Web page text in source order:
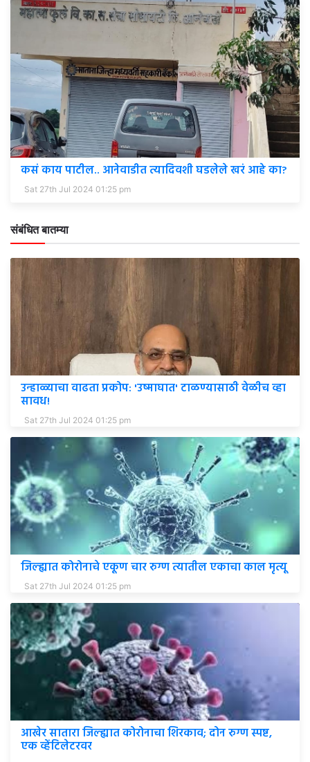
कसं काय पाटील.. आनेवाडीत त्यादिवशी घडलेले खरं आहे का?
Sat 27th Jul 2024 01:25 pm
संबंधित बातम्या
उन्हाळ्याचा वाढता प्रकोप: 'उष्माघात' टाळण्यासाठी वेळीच व्हा
सावध!
Sat 27th Jul 2024 01:25 pm
जिल्ह्यात कोरोनाचे एकूण चार रुग्ण त्यातील एकाचा काल मृत्यू
Sat 27th Jul 2024 01:25 pm
आखेर सातारा जिल्ह्यात कोरोनाचा शिरकाव; दोन रुग्ण स्पष्ट,
एक व्हेंटिलेटरवर